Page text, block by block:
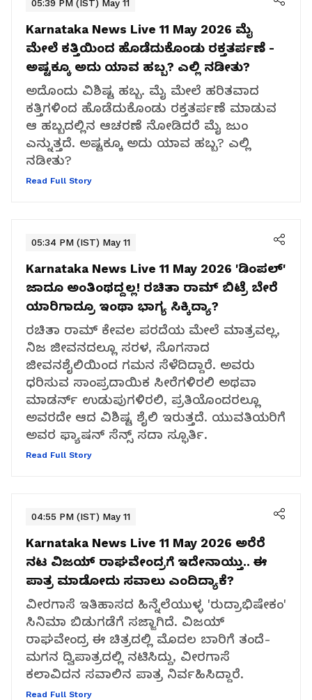
05:39 PM (IST) May 11
Karnataka News Live 11 May 2026 ಮೈ
ಮೇಲೆ ಕತ್ತಿಯಿಂದ ಹೊಡೆದುಕೊಂಡು ರಕ್ತತರ್ಪಣೆ -
ಅಷ್ಟಕ್ಕೂ ಅದು ಯಾವ ಹಬ್ಬ? ಎಲ್ಲಿ ನಡೀತು?
ಅದೊಂದು ವಿಶಿಷ್ಟ ಹಬ್ಬ. ಮೈ ಮೇಲೆ ಹರಿತವಾದ
ಕತ್ತಿಗಳಿಂದ ಹೊಡೆದುಕೊಂಡು ರಕ್ತತರ್ಪಣೆ ಮಾಡುವ
ಆ ಹಬ್ಬದಲ್ಲಿನ ಆಚರಣೆ ನೋಡಿದರೆ ಮೈ ಜುಂ
ಎನ್ನುತ್ತದೆ. ಅಷ್ಟಕ್ಕೂ ಅದು ಯಾವ ಹಬ್ಬ? ಎಲ್ಲಿ
ನಡೀತು?
Read Full Story
05:34 PM (IST) May 11
Karnataka News Live 11 May 2026 'ಡಿಂಪಲ್'
ಜಾದೂ ಅಂತಿಂಥದ್ದಲ್ಲ! ರಚಿತಾ ರಾಮ್‌ ಬಿಟ್ರೆ ಬೇರೆ
ಯಾರಿಗಾದ್ರೂ ಇಂಥಾ ಭಾಗ್ಯ ಸಿಕ್ಕಿದ್ಯಾ?
ರಚಿತಾ ರಾಮ್ ಕೇವಲ ಪರದೆಯ ಮೇಲೆ ಮಾತ್ರವಲ್ಲ,
ನಿಜ ಜೀವನದಲ್ಲೂ ಸರಳ, ಸೊಗಸಾದ
ಜೀವನಶೈಲಿಯಿಂದ ಗಮನ ಸೆಳೆದಿದ್ದಾರೆ. ಅವರು
ಧರಿಸುವ ಸಾಂಪ್ರದಾಯಿಕ ಸೀರೆಗಳಿರಲಿ ಅಥವಾ
ಮಾಡರ್ನ್ ಉಡುಪುಗಳಿರಲಿ, ಪ್ರತಿಯೊಂದರಲ್ಲೂ
ಅವರದೇ ಆದ ವಿಶಿಷ್ಟ ಶೈಲಿ ಇರುತ್ತದೆ. ಯುವತಿಯರಿಗೆ
ಅವರ ಫ್ಯಾಷನ್ ಸೆನ್ಸ್ ಸದಾ ಸ್ಫೂರ್ತಿ.
Read Full Story
04:55 PM (IST) May 11
Karnataka News Live 11 May 2026 ಅರೆರೆ
ನಟ ವಿಜಯ್ ರಾಘವೇಂದ್ರಗೆ ಇದೇನಾಯ್ತು.. ಈ
ಪಾತ್ರ ಮಾಡೋದು ಸವಾಲು ಎಂದಿದ್ಯಾಕೆ?
ವೀರಗಾಸೆ ಇತಿಹಾಸದ ಹಿನ್ನೆಲೆಯುಳ್ಳ 'ರುದ್ರಾಭಿಷೇಕಂ'
ಸಿನಿಮಾ ಬಿಡುಗಡೆಗೆ ಸಜ್ಜಾಗಿದೆ. ವಿಜಯ್
ರಾಘವೇಂದ್ರ ಈ ಚಿತ್ರದಲ್ಲಿ ಮೊದಲ ಬಾರಿಗೆ ತಂದೆ-
ಮಗನ ದ್ವಿಪಾತ್ರದಲ್ಲಿ ನಟಿಸಿದ್ದು, ವೀರಗಾಸೆ
ಕಲಾವಿದನ ಸವಾಲಿನ ಪಾತ್ರ ನಿರ್ವಹಿಸಿದ್ದಾರೆ.
Read Full Story